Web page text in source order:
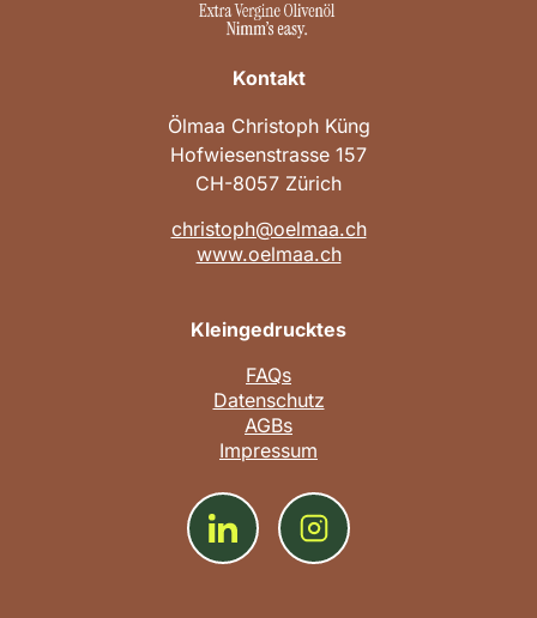
Kontakt
Ölmaa Christoph Küng
Hofwiesenstrasse 157
CH-8057 Zürich
christoph@oelmaa.ch
www.oelmaa.ch
Kleingedrucktes
FAQs
Datenschutz
AGBs
Impressum